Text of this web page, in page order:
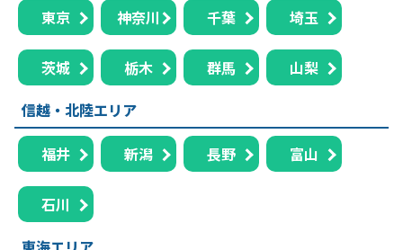
東京 神奈川 千葉 埼玉
茨城 栃木 群馬
山梨
信越・北陸エリア
福井 新潟 長野 富山
石川